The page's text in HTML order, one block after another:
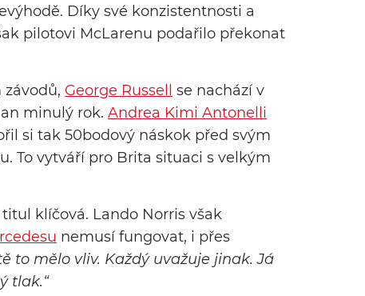
Díky své konzistentnosti a
pilotovi McLarenu podařilo překonat
George Russell
se nachází v
minulý rok. Andrea Kimi Antonelli
si tak 50bodový náskok před svým
To vytváří pro Brita situaci s velkým
klíčová. Lando Norris však
nemusí fungovat, i přes
to mělo vliv. Každý uvažuje jinak. Já
tlak.“